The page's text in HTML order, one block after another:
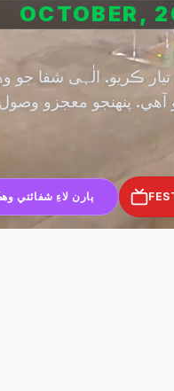
OCTOBER,
ڪريو. الٰہی شفا جو
ٻارن لاءِ شفائتي